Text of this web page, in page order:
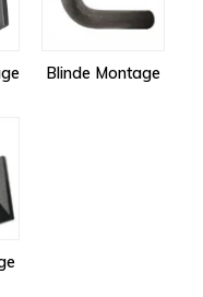
Blinde Montage